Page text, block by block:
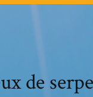
de